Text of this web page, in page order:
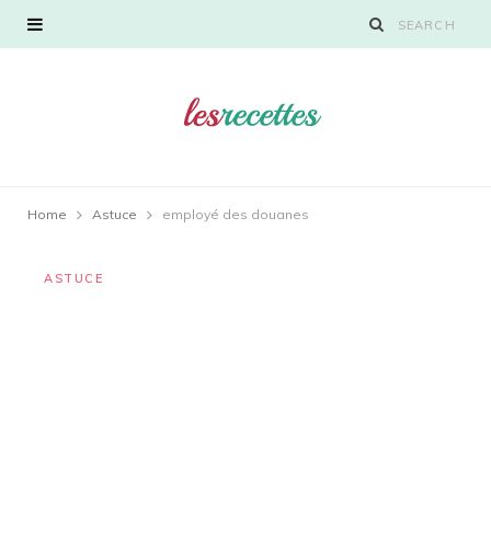
Home Astuce employé des douanes
ASTUCE